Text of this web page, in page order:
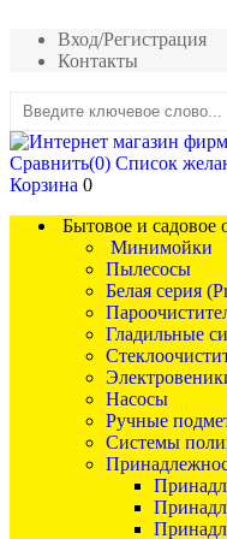
Вход/Регистрация
Контакты
Сравнить(0) Список
Корзина 0
Бытовое и садовое
Минимойки
Пылесосы
Белая серия
Гладильные
Насосы
Ручные
Системы